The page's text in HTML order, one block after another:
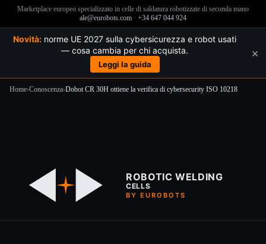
Marketplace europeo specializzato in celle di saldatura robotizzate di seconda mano
ale@eurobots.com · +34 647 044 924
Novità: norme UE 2027 sulla cybersicurezza e robot usati
— cosa cambia per chi acquista.
Leggi la guida
×
Home›Conoscenza›Dobot CR 30H ottiene la verifica di cybersecurity ISO 10218
ROBOTIC WELDING
CELLS
BY EUROBOTS